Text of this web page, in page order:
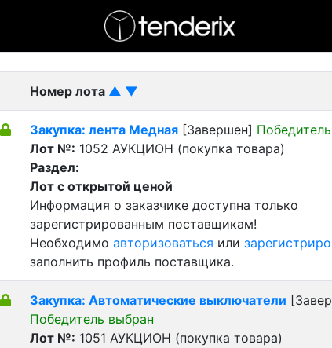
- Завершенный лот
Номер лота ▲ ▼
Закупка: лента Медная [Завершен]
Лот №: 1052 АУКЦИОН (покупка товара)
Раздел:
Лот с открытой ценой
Информация о заказчике доступна только
зарегистрированным поставщикам!
Необходимо авторизоваться или
заполнить профиль поставщика.
Закупка: Автоматические выключатели
Победитель выбран
Лот №: 1051 АУКЦИОН (покупка товара)